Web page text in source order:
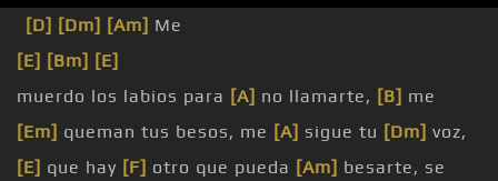
[D] [Dm] [Am] Me
[E] [Bm] [E]
muerdo los labios para [A] no llamarte, [B] me
[Em] queman tus besos, me [A] sigue tu [Dm] voz,
[E] que hay [F] otro que pueda [Am] besarte, se